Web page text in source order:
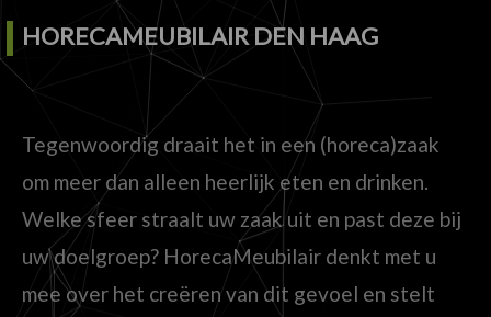
HORECAMEUBILAIR DEN HAAG
Tegenwoordig draait het in een (horeca)zaak
om meer dan alleen heerlijk eten en drinken.
Welke sfeer straalt uw zaak uit en past deze bij
uw doelgroep? HorecaMeubilair denkt met u
mee over het creëren van dit gevoel en stelt